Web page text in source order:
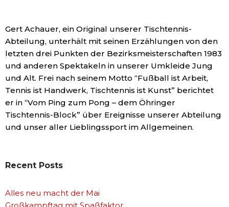
Gert Achauer, ein Original unserer Tischtennis-
Abteilung, unterhält mit seinen Erzählungen von den
letzten drei Punkten der Bezirksmeisterschaften 1983
und anderen Spektakeln in unserer Umkleide Jung
und Alt. Frei nach seinem Motto “Fußball ist Arbeit,
Tennis ist Handwerk, Tischtennis ist Kunst” berichtet
er in “Vom Ping zum Pong – dem Öhringer
Tischtennis-Block” über Ereignisse unserer Abteilung
und unser aller Lieblingssport im Allgemeinen.
Recent Posts
Alles neu macht der Mai